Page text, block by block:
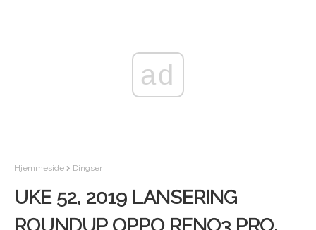
ad
Hjemmeside Dingser
UKE 52, 2019 LANSERING
ROUNDUP OPPO RENO3 PRO,